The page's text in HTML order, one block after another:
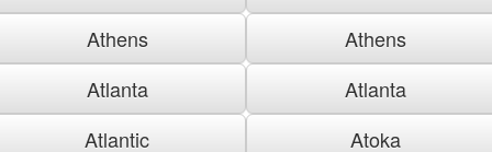
Athens
Athens
Atlanta
Atlanta
Atlantic
Atoka